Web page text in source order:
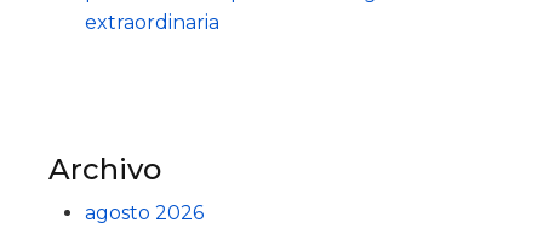
extraordinaria
Archivo
agosto 2026